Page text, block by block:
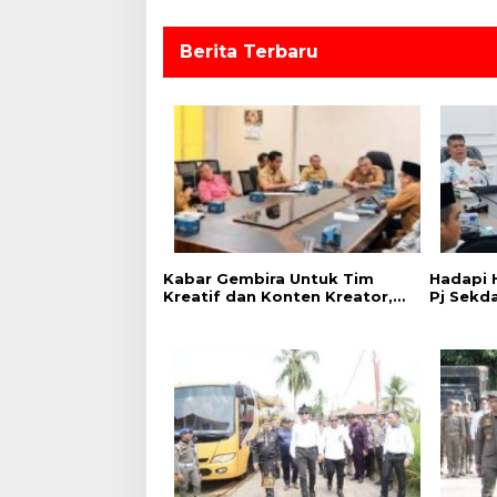
o
s
Berita Terbaru
‎Kabar Gembira Untuk Tim
Kreatif dan Konten Kreator,
dan Video Pacu Jalur
Hadapi
Pj